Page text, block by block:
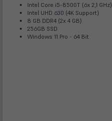
Intel Core i5-8500T (6x 2,1 GHz)
Intel UHD 630 (4K Support)
8 GB DDR4 (2x 4 GB)
256GB SSD
Windows 11 Pro - 64 Bit